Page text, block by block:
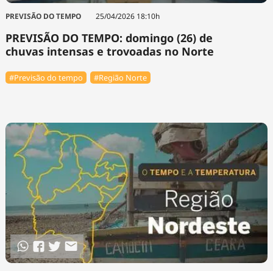
PREVISÃO DO TEMPO 25/04/2026 18:10h
PREVISÃO DO TEMPO: domingo (26) de
chuvas intensas e trovoadas no Norte
#Previsão do tempo #Região Norte